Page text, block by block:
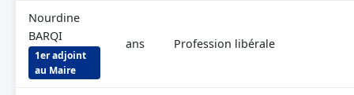
Nourdine
BARQI
1er adjoint
au Maire
ans Profession libérale